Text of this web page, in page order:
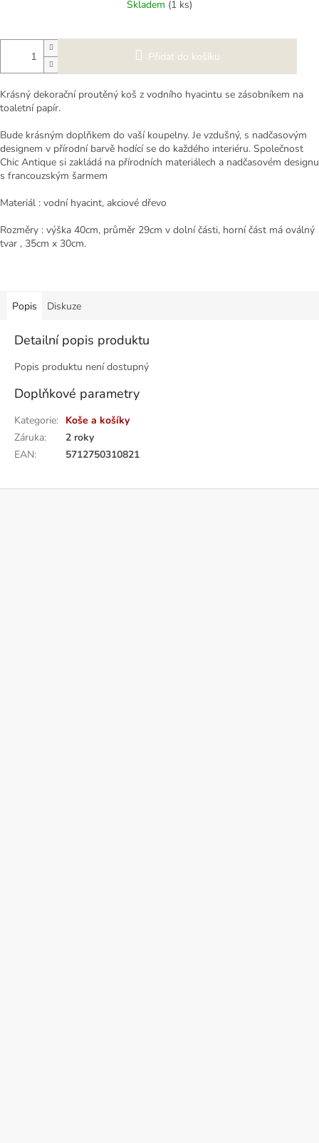
Skladem (1 ks)
Přidat do košíku
Krásný dekorační proutěný koš z vodního hyacintu se zásobníkem na
toaletní papír.
Bude krásným doplňkem do vaší koupelny. Je vzdušný, s nadčasovým
designem v přírodní barvě hodící se do každého interiéru. Společnost
Chic Antique si zakládá na přírodních materiálech a nadčasovém designu
s francouzským šarmem
Materiál : vodní hyacint, akciové dřevo
Rozměry : výška 40cm, průměr 29cm v dolní části, horní část má oválný
tvar , 35cm x 30cm.
Popis Diskuze
Detailní popis produktu
Popis produktu není dostupný
Doplňkové parametry
Kategorie: Koše a košíky
Záruka:
2 roky
EAN: 5712750310821
Z